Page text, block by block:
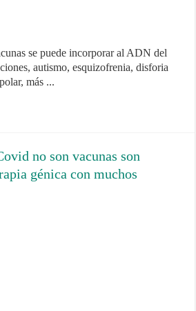
se puede incorporar al ADN del
autismo, esquizofrenia, disforia
más ...
no son vacunas son
génica con muchos